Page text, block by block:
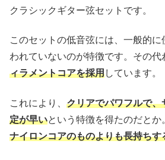
クラシックギター弦セットです。
このセットの低音弦には、一般的
われていないのが特徴です。その代
ィラメントコアを採用しています。
これにより、 クリアでパワフルで
定が早いという特徴を得たのだとか
ナイロンコアのものよりも長持ちす